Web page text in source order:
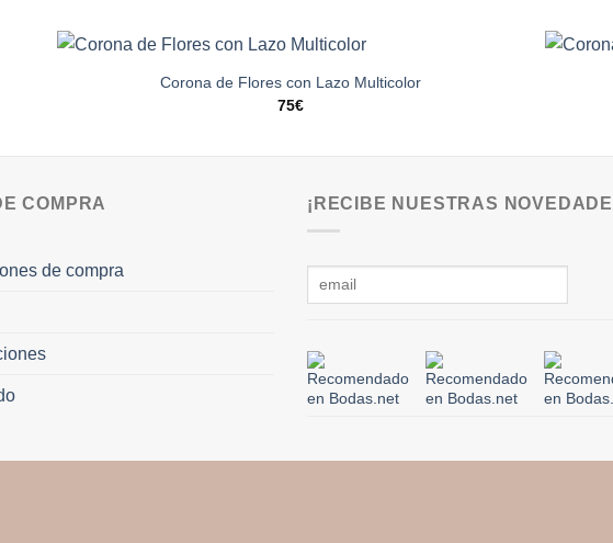
Corona de Flores con Lazo Multicolor
75€
COMPRA
de compra
¡RECIBE NUESTRAS